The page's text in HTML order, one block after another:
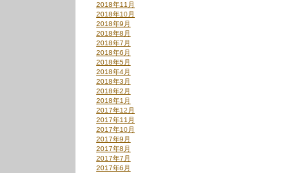
2018年11月
2018年10月
2018年9月
2018年8月
2018年7月
2018年6月
2018年5月
2018年4月
2018年3月
2018年2月
2018年1月
2017年12月
2017年11月
2017年10月
2017年9月
2017年8月
2017年7月
2017年6月